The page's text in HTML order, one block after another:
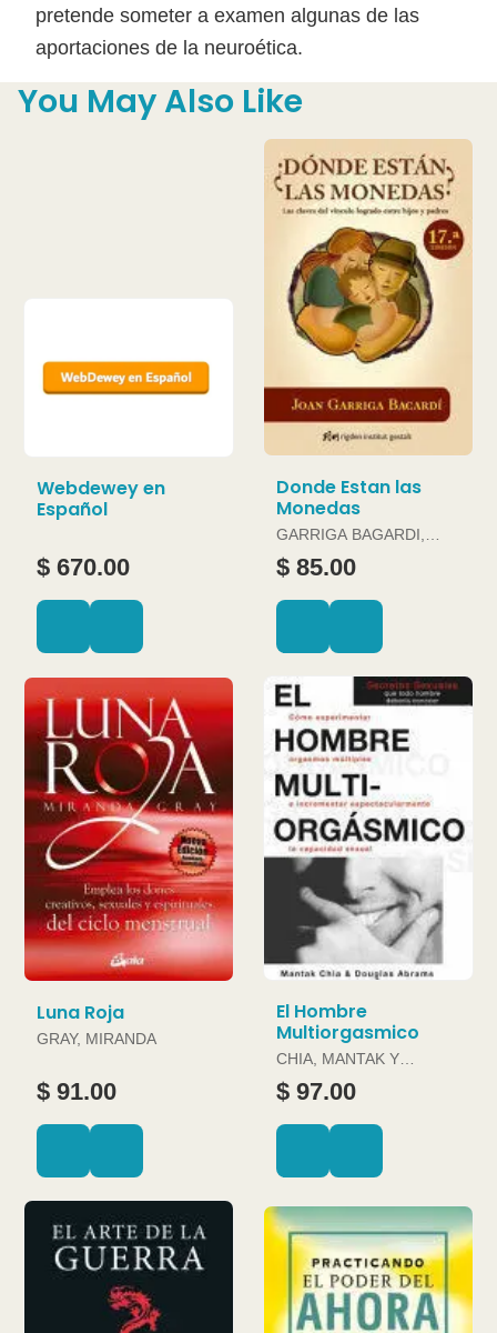
pretende someter a examen algunas de las
aportaciones de la neuroética.
You May Also Like
Webdewey en
Español
$ 670.00
Donde Estan las
Monedas
GARRIGA BAGARDI,
JOAN
$ 85.00
Luna Roja
GRAY, MIRANDA
$ 91.00
El Hombre
Multiorgasmico
CHIA, MANTAK Y
DOUGLAS ABRAMS
$ 97.00